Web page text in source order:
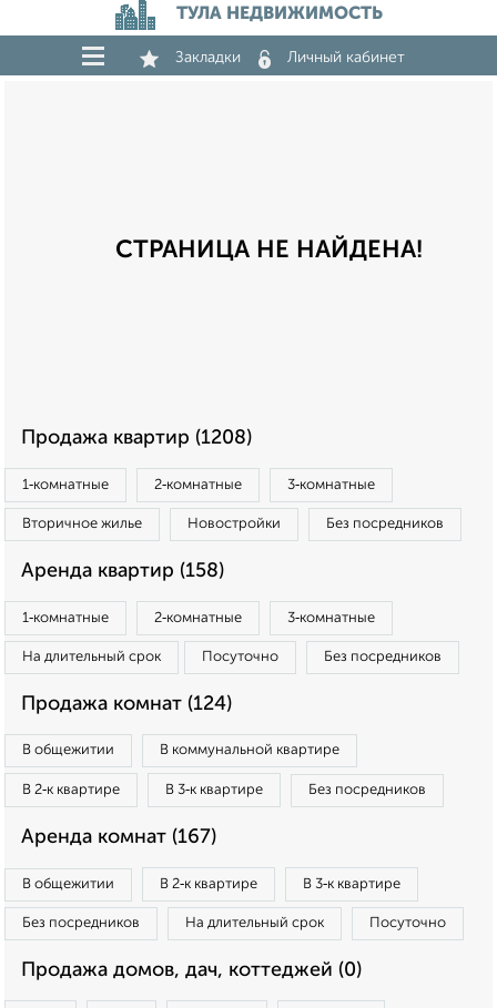
ТУЛА НЕДВИЖИМОСТЬ
Закладки Личный кабинет
СТРАНИЦА НЕ НАЙДЕНА!
Продажа квартир (1208)
1‑комнатные 2‑комнатные 3‑комнатные
Вторичное жилье Новостройки Без посредников
Аренда квартир (158)
1‑комнатные 2‑комнатные 3‑комнатные
На длительный срок Посуточно Без посредников
Продажа комнат (124)
В общежитии В коммунальной квартире
В 2‑к квартире В 3‑к квартире Без посредников
Аренда комнат (167)
В общежитии В 2‑к квартире В 3‑к квартире
Без посредников На длительный срок Посуточно
Продажа домов, дач, коттеджей (0)